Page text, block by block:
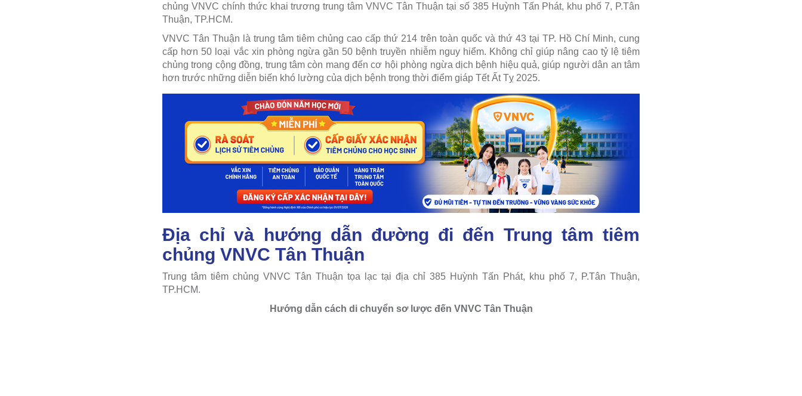
chủng VNVC chính thức khai trương trung tâm VNVC Tân Thuận tại số 385 Huỳnh Tấn Phát, khu phố 7, P.Tân
Thuận, TP.HCM.
VNVC Tân Thuận là trung tâm tiêm chủng cao cấp thứ 214 trên toàn quốc và thứ 43 tại TP. Hồ Chí Minh, cung
cấp hơn 50 loại vắc xin phòng ngừa gần 50 bệnh truyền nhiễm nguy hiểm. Không chỉ giúp nâng cao tỷ lệ tiêm
chủng trong cộng đồng, trung tâm còn mang đến cơ hội phòng ngừa dịch bệnh hiệu quả, giúp người dân an tâm
hơn trước những diễn biến khó lường của dịch bệnh trong thời điểm giáp Tết Ất Tỵ 2025.
Địa chỉ và hướng dẫn đường đi đến Trung tâm tiêm
chủng VNVC Tân Thuận
Trung tâm tiêm chủng VNVC Tân Thuận tọa lạc tại địa chỉ 385 Huỳnh Tấn Phát, khu phố 7, P.Tân Thuận,
TP.HCM.
Hướng dẫn cách di chuyển sơ lược đến VNVC Tân Thuận